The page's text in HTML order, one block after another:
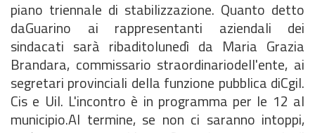
piano triennale di stabilizzazione. Quanto detto
daGuarino ai rappresentanti aziendali dei
sindacati sarà ribaditolunedì da Maria Grazia
Brandara, commissario straordinariodell'ente, ai
segretari provinciali della funzione pubblica diCgil.
Cis e Uil. L'incontro è in programma per le 12 al
municipio.Al termine, se non ci saranno intoppi,